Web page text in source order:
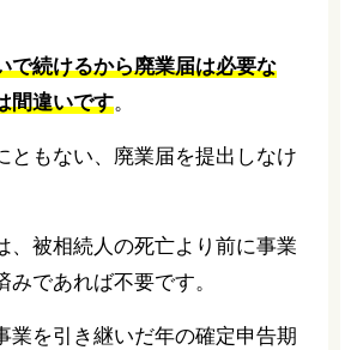
で続けるから廃業届は必要な
間違いです。
ともない、廃業届を提出しなけ
、被相続人の死亡より前に事業
みであれば不要です。
業を引き継いだ年の確定申告期